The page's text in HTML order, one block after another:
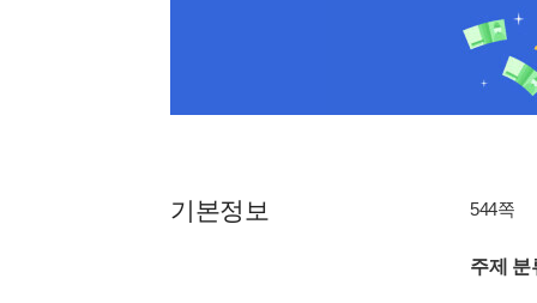
기본정보 544쪽
주제 분